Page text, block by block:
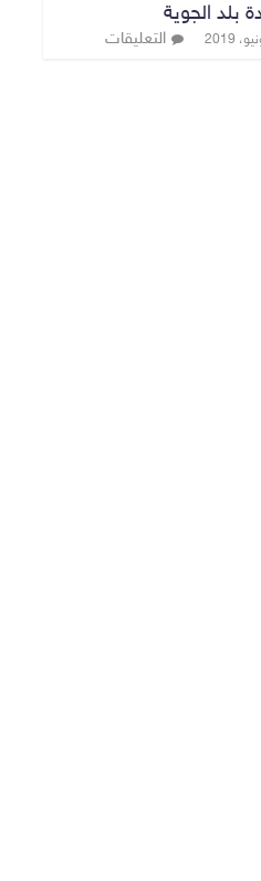
بلد الجوية
التعليقات